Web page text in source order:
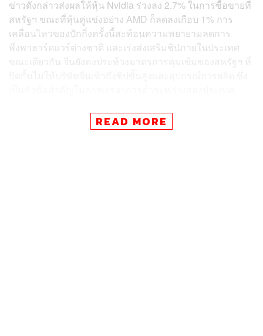
ข่าวดังกล่าวส่งผลให้หุ้น Nvidia ร่วงลง 2.7% ในการซื้อขายที่
สหรัฐฯ ขณะที่หุ้นคู่แข่งอย่าง AMD ก็ลดลงเกือบ 1% การ
เคลื่อนไหวของปักกิ่งครั้งนี้สะท้อนความพยายามลดการ
พึ่งพาฮาร์ดแวร์ต่างชาติ และเร่งส่งเสริมชิปภายในประเทศ
ขณะเดียวกัน จีนยังคงประท้วงมาตรการคุมเข้มของสหรัฐฯ ที่
อย่างไรก็ตาม ทำเนียบขาวปฏิเสธที่จะแสดงความคิดเห็น
เกี่ยวกับการตัดสินใจล่าสุดของจีน โดยการประชุมทาง
READ MORE